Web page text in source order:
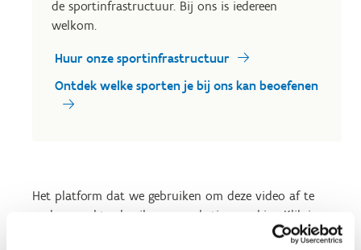
de sportinfrastructuur. Bij ons is iedereen
welkom.
Huur onze sportinfrastructuur
Ontdek welke sporten je bij ons kan beoefenen
Het platform dat we gebruiken om deze video af te
spelen maakt gebruik van marketing cookies. Klik in
onderstaande knop op 'Alles toestaan' of zet de